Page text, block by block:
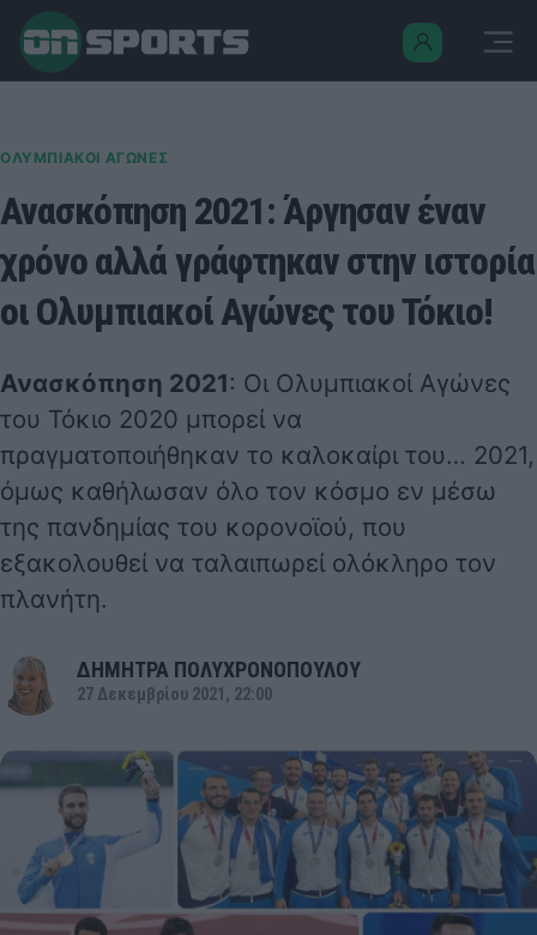
ΟΛΥΜΠΙΑΚΟΙ ΑΓΩΝΕΣ
Ανασκόπηση 2021: Άργησαν έναν
χρόνο αλλά γράφτηκαν στην ιστορία
οι Ολυμπιακοί Αγώνες του Τόκιο!
Ανασκόπηση 2021: Οι Ολυμπιακοί Αγώνες
του Τόκιο 2020 μπορεί να
πραγματοποιήθηκαν το καλοκαίρι του… 2021,
όμως καθήλωσαν όλο τον κόσμο εν μέσω
της πανδημίας του κορονοϊού, που
εξακολουθεί να ταλαιπωρεί ολόκληρο τον
πλανήτη.
ΔΗΜΗΤΡΑ ΠΟΛΥΧΡΟΝΟΠΟΥΛΟΥ
27 Δεκεμβρίου 2021, 22:00